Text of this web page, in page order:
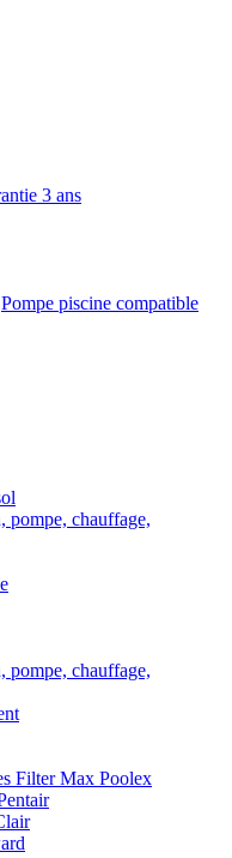
3 ans
Pompe piscine compatible
pompe, chauffage,
pompe, chauffage,
Filter Max Poolex